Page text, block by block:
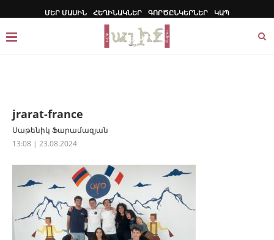
ՄԵՐ ՄԱՍԻՆ ՀԵՂԻՆԱԿՆԵՐ ԳՈՐԾԸՆԿԵՐՆԵՐ ԿԱՊ
jrarat-france
Սաթենիկ Ֆարամազյան
13:08 | 23.08.2024